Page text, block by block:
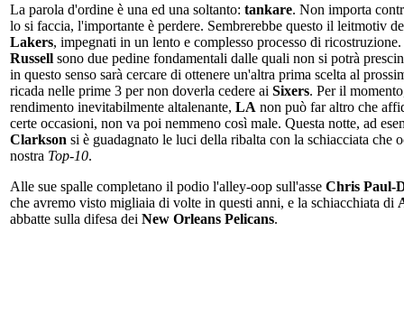
La parola d'ordine è una ed una soltanto: tankare. Non importa
lo si faccia, l'importante è perdere. Sembrerebbe questo il leitmotiv
Lakers, impegnati in un lento e complesso processo di ricostruzione.
Russell sono due pedine fondamentali dalle quali non si potrà
in questo senso sarà cercare di ottenere un'altra prima scelta al
ricada nelle prime 3 per non doverla cedere ai Sixers. Per il
rendimento inevitabilmente altalenante, LA non può far altro che
certe occasioni, non va poi nemmeno così male. Questa notte, ad
Clarkson si è guadagnato le luci della ribalta con la schiacciata che
nostra Top-10.
Alle sue spalle completano il podio l'alley-oop sull'asse Chris Paul-
che avremo visto migliaia di volte in questi anni, e la schiacchiata di
abbatte sulla difesa dei New Orleans Pelicans.